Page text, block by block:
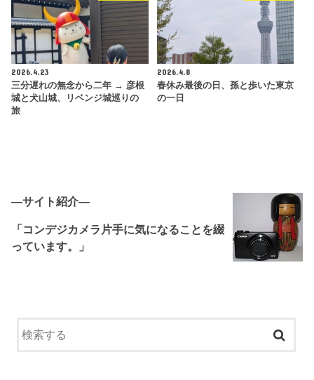
2026.4.23
三分遅れの無念から二年 → 彦根
城と犬山城、リベンジ城巡りの
旅
2026.4.8
春休み最後の日、孫と歩いた東京
の一日
―サイト紹介―
「コンデジカメラ片手に気になることを綴
っています。」